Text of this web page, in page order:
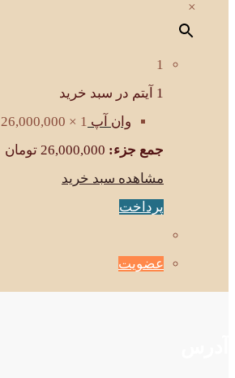
×
1
1 آیتم در سبد خرید
وان آپ 1 ×
26,000,000
جمع جزء: 26,000,000 تومان
مشاهده سبد خرید
پرداخت
عضویت